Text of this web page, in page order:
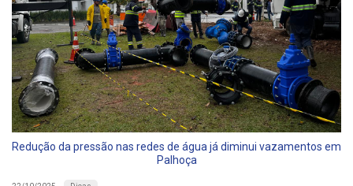
Redução da pressão nas redes de água já diminui vazamentos em
Palhoça